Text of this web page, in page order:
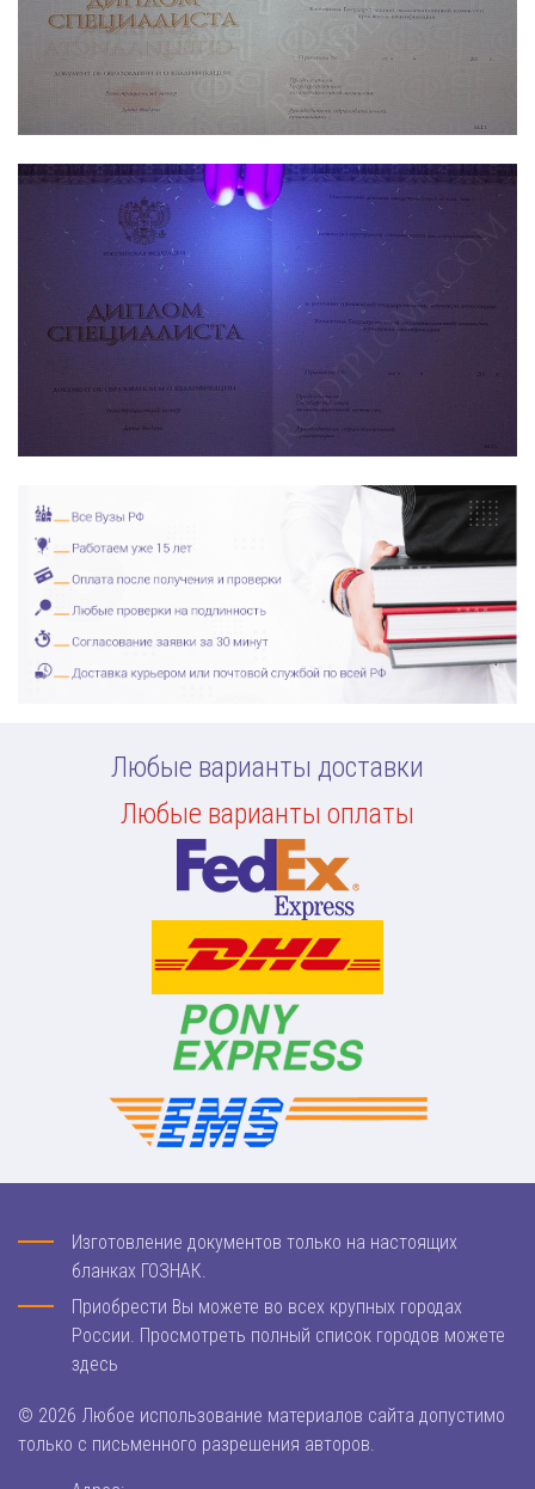
Любые варианты доставки
Любые варианты оплаты
Изготовление документов только на настоящих
бланках ГОЗНАК.
Приобрести Вы можете во всех крупных городах
России. Просмотреть полный список городов можете
здесь
© 2026 Любое использование материалов сайта допустимо
только с письменного разрешения авторов.